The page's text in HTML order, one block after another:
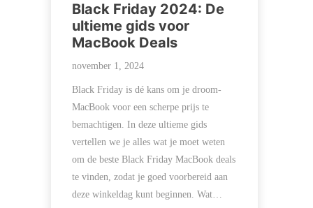
Black Friday 2024: De
ultieme gids voor
MacBook Deals
november 1, 2024
Black Friday is dé kans om je droom-
MacBook voor een scherpe prijs te
bemachtigen. In deze ultieme gids
vertellen we je alles wat je moet weten
om de beste Black Friday MacBook deals
te vinden, zodat je goed voorbereid aan
deze winkeldag kunt beginnen. Wat…